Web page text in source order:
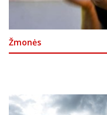
Žmonės